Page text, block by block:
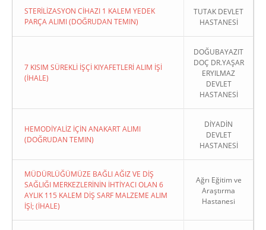
STERİLİZASYON CİHAZI 1 KALEM YEDEK
PARÇA ALIMI (DOĞRUDAN TEMIN)
TUTAK DEVLET
HASTANESİ
7 KISIM SÜREKLİ İŞÇİ KIYAFETLERİ ALIM İŞİ
(İHALE)
DOĞUBAYAZIT
DOÇ DR.YAŞAR
ERYILMAZ
DEVLET
HASTANESİ
HEMODİYALİZ İÇİN ANAKART ALIMI
(DOĞRUDAN TEMIN)
DİYADİN
DEVLET
HASTANESİ
MÜDÜRLÜĞÜMÜZE BAĞLI AĞIZ VE DİŞ
SAĞLIĞI MERKEZLERİNİN İHTİYACI OLAN 6
AYLIK 115 KALEM DİŞ SARF MALZEME ALIM
İŞİ; (İHALE)
Ağrı Eğitim ve
Araştırma
Hastanesi